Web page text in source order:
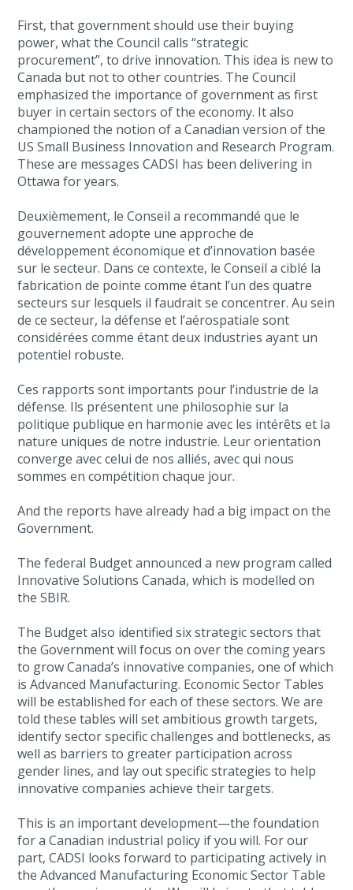
First, that government should use their buying
power, what the Council calls “strategic
procurement”, to drive innovation. This idea is new to
Canada but not to other countries. The Council
emphasized the importance of government as first
buyer in certain sectors of the economy. It also
championed the notion of a Canadian version of the
US Small Business Innovation and Research Program.
These are messages CADSI has been delivering in
Ottawa for years.
Deuxièmement, le Conseil a recommandé que le
gouvernement adopte une approche de
développement économique et d’innovation basée
sur le secteur. Dans ce contexte, le Conseil a ciblé la
fabrication de pointe comme étant l’un des quatre
secteurs sur lesquels il faudrait se concentrer. Au sein
de ce secteur, la défense et l’aérospatiale sont
considérées comme étant deux industries ayant un
potentiel robuste.
Ces rapports sont importants pour l’industrie de la
défense. Ils présentent une philosophie sur la
politique publique en harmonie avec les intérêts et la
nature uniques de notre industrie. Leur orientation
converge avec celui de nos alliés, avec qui nous
sommes en compétition chaque jour.
And the reports have already had a big impact on the
Government.
The federal Budget announced a new program called
Innovative Solutions Canada, which is modelled on
the SBIR.
The Budget also identified six strategic sectors that
the Government will focus on over the coming years
to grow Canada’s innovative companies, one of which
is Advanced Manufacturing. Economic Sector Tables
will be established for each of these sectors. We are
told these tables will set ambitious growth targets,
identify sector specific challenges and bottlenecks, as
well as barriers to greater participation across
gender lines, and lay out specific strategies to help
innovative companies achieve their targets.
This is an important development—the foundation
for a Canadian industrial policy if you will. For our
part, CADSI looks forward to participating actively in
the Advanced Manufacturing Economic Sector Table